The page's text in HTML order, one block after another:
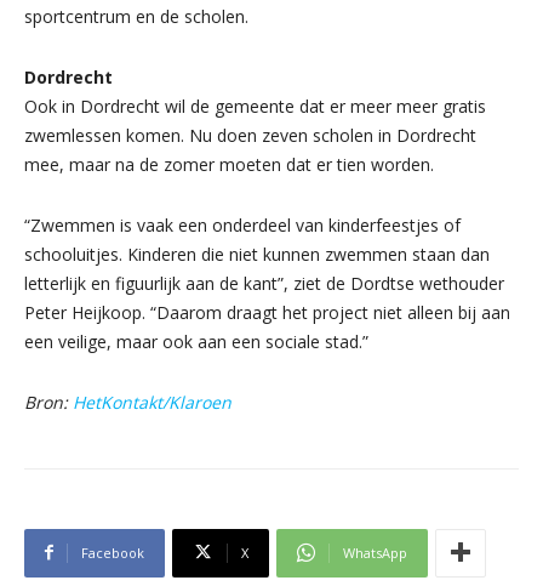
sportcentrum en de scholen.
Dordrecht
Ook in Dordrecht wil de gemeente dat er meer meer gratis
zwemlessen komen. Nu doen zeven scholen in Dordrecht
mee, maar na de zomer moeten dat er tien worden.
“Zwemmen is vaak een onderdeel van kinderfeestjes of
schooluitjes. Kinderen die niet kunnen zwemmen staan dan
letterlijk en figuurlijk aan de kant”, ziet de Dordtse wethouder
Peter Heijkoop. “Daarom draagt het project niet alleen bij aan
een veilige, maar ook aan een sociale stad.”
Bron: HetKontakt/Klaroen
Facebook X WhatsApp